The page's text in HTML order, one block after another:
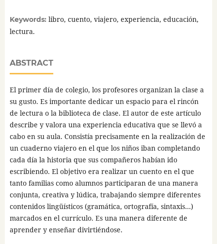
Keywords: libro, cuento, viajero, experiencia, educación,
lectura.
ABSTRACT
El primer día de colegio, los profesores organizan la clase a
su gusto. Es importante dedicar un espacio para el rincón
de lectura o la biblioteca de clase. El autor de este artículo
describe y valora una experiencia educativa que se llevó a
cabo en su aula. Consistía precisamente en la realización de
un cuaderno viajero en el que los niños iban completando
cada día la historia que sus compañeros habían ido
escribiendo. El objetivo era realizar un cuento en el que
tanto familias como alumnos participaran de una manera
conjunta, creativa y lúdica, trabajando siempre diferentes
contenidos lingüísticos (gramática, ortografía, sintaxis…)
marcados en el currículo. Es una manera diferente de
aprender y enseñar divirtiéndose.